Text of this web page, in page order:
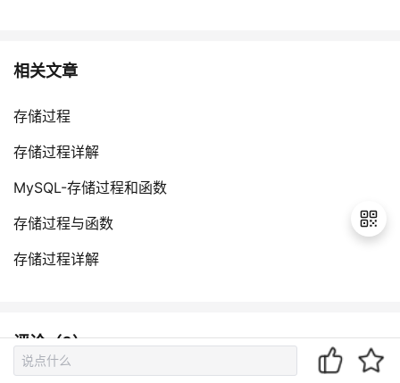
相关文章
存储过程
存储过程详解
MySQL-存储过程和函数
存储过程与函数
存储过程详解
评论（0）